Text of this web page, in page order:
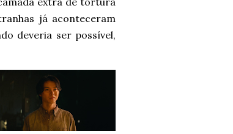
já aconteceram
deveria ser possível,